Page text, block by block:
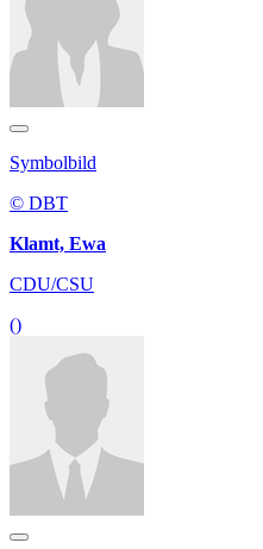
Symbolbild
© DBT
Klamt, Ewa
CDU/CSU
()